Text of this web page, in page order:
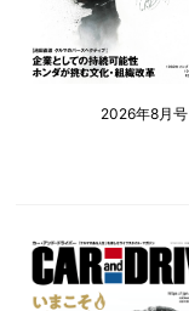
2026年8月号